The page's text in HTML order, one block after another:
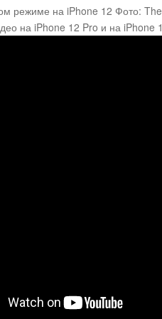
режиме на iPhone 12 Фото:
на iPhone 12 Pro и на iPhone